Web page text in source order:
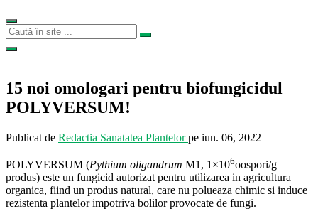
15 noi omologari pentru biofungicidul
POLYVERSUM!
Publicat de Redactia Sanatatea Plantelorpe iun. 06, 2022
POLYVERSUM (Pythium oligandrum M1, 1×106oospori/g
produs) este un fungicid autorizat pentru utilizarea in agricultura
organica, fiind un produs natural, care nu polueaza chimic si induce
rezistenta plantelor impotriva bolilor provocate de fungi.